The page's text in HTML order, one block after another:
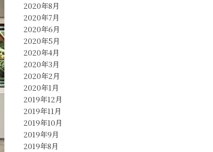
2020年8月
2020年7月
2020年6月
2020年5月
2020年4月
2020年3月
2020年2月
2020年1月
2019年12月
2019年11月
2019年10月
2019年9月
2019年8月